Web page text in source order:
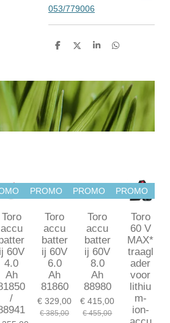
053/779006
D
n
D
S
e
D
n
Toro
accu
ij 60V
4.0
Ah
/
PROMO
Toro
accu
batter
ij 60V
6.0
Ah
81860
€ 329,00
€ 385,00
PROMO
Toro
accu
batter
ij 60V
8.0
Ah
88980
€ 415,00
€ 455,00
PROMO
Toro
60 V
MAX*
traagl
ader
voor
lithiu
m-
ion-